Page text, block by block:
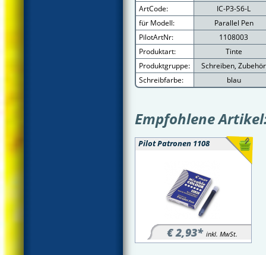
ArtCode:
IC-P3-S6-L
für Modell:
Parallel Pen
PilotArtNr:
1108003
Produktart:
Tinte
Produktgruppe:
Schreiben, Zubehör
Schreibfarbe:
blau
Empfohlene
Pilot Patronen 1108
€ 2,93* inkl. MwSt.